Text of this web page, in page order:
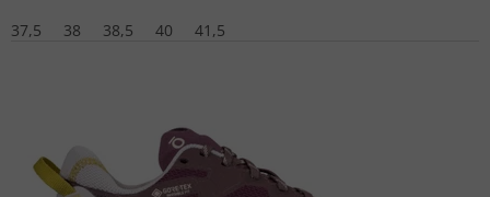
37,5
38 38,5 40 41,5